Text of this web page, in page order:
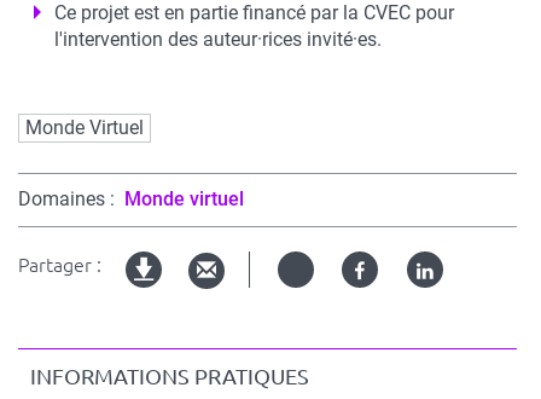
Ce projet est en partie financé par la CVEC pour
l'intervention des auteur·rices invité·es.
Mots
clés
Monde Virtuel
Domaines Monde virtuel
Partager : Twitter FacebookLinked
INFORMATIONS PRATIQUES